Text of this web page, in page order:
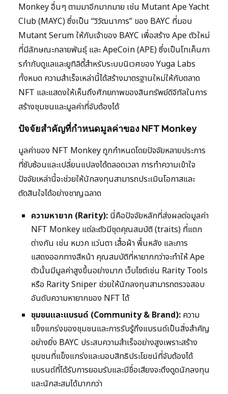
Monkey อื่นๆ ตามมาอีกมากมาย เช่น Mutant Ape Yacht
Club (MAYC) ซึ่งเป็น “วิวัฒนาการ” ของ BAYC ที่มอบ
Mutant Serum ให้กับเจ้าของ BAYC เพื่อสร้าง Ape ตัวใหม่
ที่มีลักษณะกลายพันธุ์ และ ApeCoin (APE) ซึ่งเป็นโทเค็นกา
รกำกับดูแลและยูทิลิตี้สำหรับระบบนิเวศของ Yuga Labs
ทั้งหมด ความสำเร็จเหล่านี้ได้สร้างมาตรฐานใหม่ให้กับตลาด
NFT และแสดงให้เห็นถึงศักยภาพของสินทรัพย์ดิจิทัลในการ
สร้างชุมชนและมูลค่าที่จับต้องได้
ปัจจัยสำคัญที่กำหนดมูลค่าของ NFT Monkey
มูลค่าของ NFT Monkey ถูกกำหนดโดยปัจจัยหลายประการ
ที่ซับซ้อนและเปลี่ยนแปลงได้ตลอดเวลา การทำความเข้าใจ
ปัจจัยเหล่านี้จะช่วยให้นักลงทุนสามารถประเมินโอกาสและ
ตัดสินใจได้อย่างชาญฉลาด
ความหายาก (Rarity): นี่คือปัจจัยหลักที่ส่งผลต่อมูลค่า
NFT Monkey แต่ละตัวมีชุดคุณสมบัติ (traits) ที่แตก
ต่างกัน เช่น หมวก แว่นตา เสื้อผ้า พื้นหลัง และการ
แสดงออกทางสีหน้า คุณสมบัติที่หายากกว่าจะทำให้ Ape
ตัวนั้นมีมูลค่าสูงขึ้นอย่างมาก เว็บไซต์เช่น Rarity Tools
หรือ Rarity Sniper ช่วยให้นักลงทุนสามารถตรวจสอบ
อันดับความหายากของ NFT ได้
ชุมชนและแบรนด์ (Community & Brand): ความ
แข็งแกร่งของชุมชนและการรับรู้ถึงแบรนด์เป็นสิ่งสำคัญ
อย่างยิ่ง BAYC ประสบความสำเร็จอย่างสูงเพราะสร้าง
ชุมชนที่แข็งแกร่งและมอบสิทธิประโยชน์ที่จับต้องได้
แบรนด์ที่ได้รับการยอมรับและมีชื่อเสียงจะดึงดูดนักลงทุน
และนักสะสมได้มากกว่า